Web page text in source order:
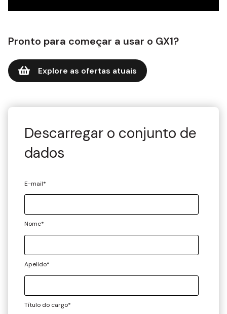
Pronto para começar a usar o GX1?
Explore as ofertas atuais
Descarregar o conjunto de
dados
E-mail*
Nome*
Apelido*
Título do cargo*